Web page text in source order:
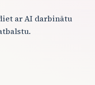
ar AI darbinātu